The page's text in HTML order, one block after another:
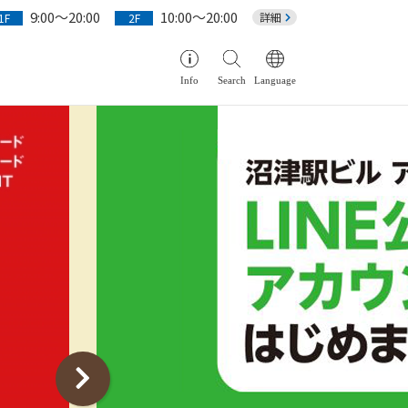
9:00～20:00 2F 10:00～20:00 詳細
Info Search Language